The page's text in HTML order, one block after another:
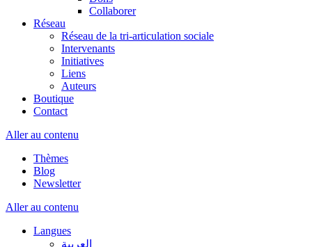
Collaborer
Réseau
Réseau de la tri-articulation sociale
Intervenants
Initiatives
Liens
Auteurs
Boutique
Contact
Aller au contenu
Thèmes
Blog
Newsletter
Aller au contenu
Langues
العربية